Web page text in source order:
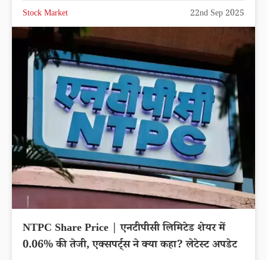
Stock Market 22nd Sep 2025
NTPC Share Price | एनटीपीसी लिमिटेड शेयर में
0.06% की तेजी, एक्सपर्ट्स ने क्या कहा? लेटेस्ट अपडेट